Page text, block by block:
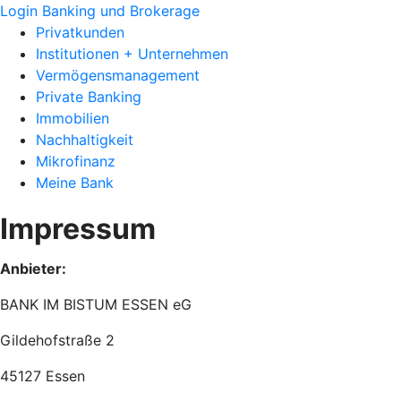
Login Banking und Brokerage
Privatkunden
Institutionen + Unternehmen
Vermögensmanagement
Private Banking
Immobilien
Nachhaltigkeit
Mikrofinanz
Meine Bank
Impressum
Anbieter:
BANK IM BISTUM ESSEN eG
Gildehofstraße 2
45127 Essen